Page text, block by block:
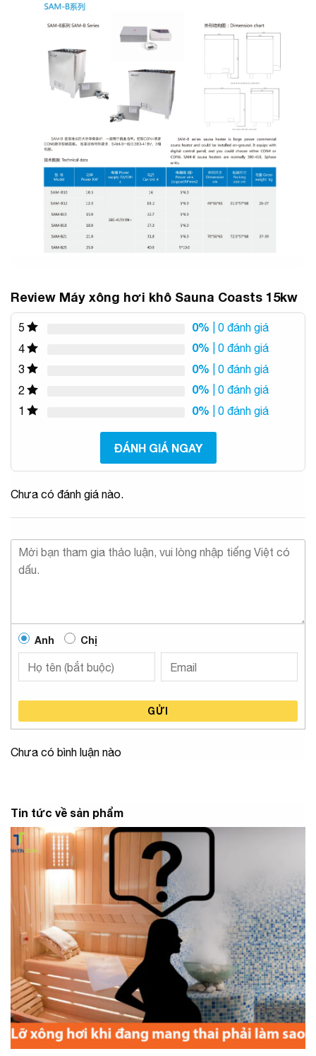
Tin tức về sản phẩm
Review Máy xông hơi khô Sauna Coasts 15kw
5 0% | 0 đánh giá
4
0% | 0 đánh giá
3
0% | 0 đánh giá
2
0% | 0 đánh giá
1
0% | 0 đánh giá
ĐÁNH GIÁ NGAY
Chưa có đánh giá nào.
Anh Chị
GỬI
Chưa có bình luận nào